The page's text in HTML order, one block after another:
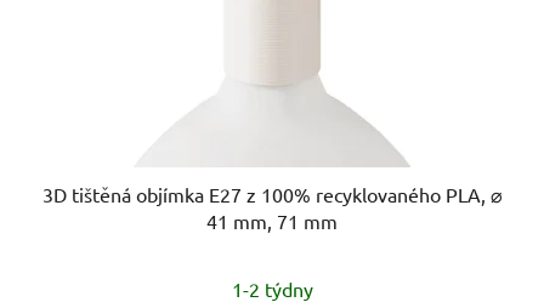
3D tištěná objímka E27 z 100% recyklovaného PLA, ⌀
41 mm, 71 mm
1-2 týdny